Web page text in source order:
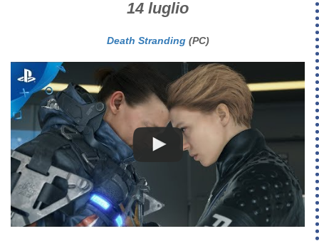
14 luglio
Death Stranding(PC)